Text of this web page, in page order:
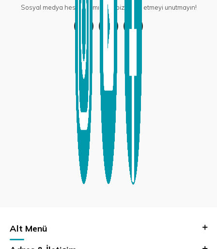
Sosyal medya hesaplarımızdan bizi takip etmeyi unutmayın!
Alt Menü